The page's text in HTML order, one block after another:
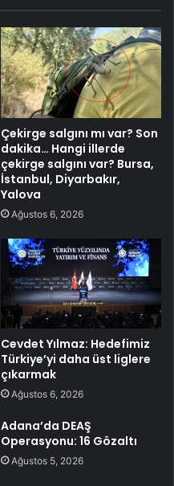
Çekirge salgını mı var? Son
dakika… Hangi illerde
çekirge salgını var? Bursa,
İstanbul, Diyarbakır,
Yalova
Ağustos 6, 2026
Cevdet Yılmaz: Hedefimiz
Türkiye’yi daha üst liglere
çıkarmak
Ağustos 6, 2026
Adana’da DEAŞ
Operasyonu: 16 Gözaltı
Ağustos 5, 2026